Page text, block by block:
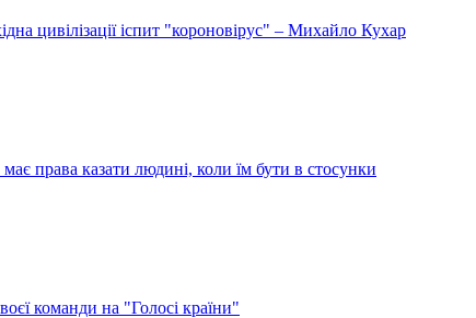
цивілізації іспит "короновірус" – Михайло Кухар
права казати людині, коли їм бути в стосунки
команди на "Голосі країни"